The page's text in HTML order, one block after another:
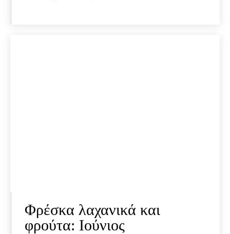
Φρέσκα λαχανικά και
φρούτα: Ιούνιος